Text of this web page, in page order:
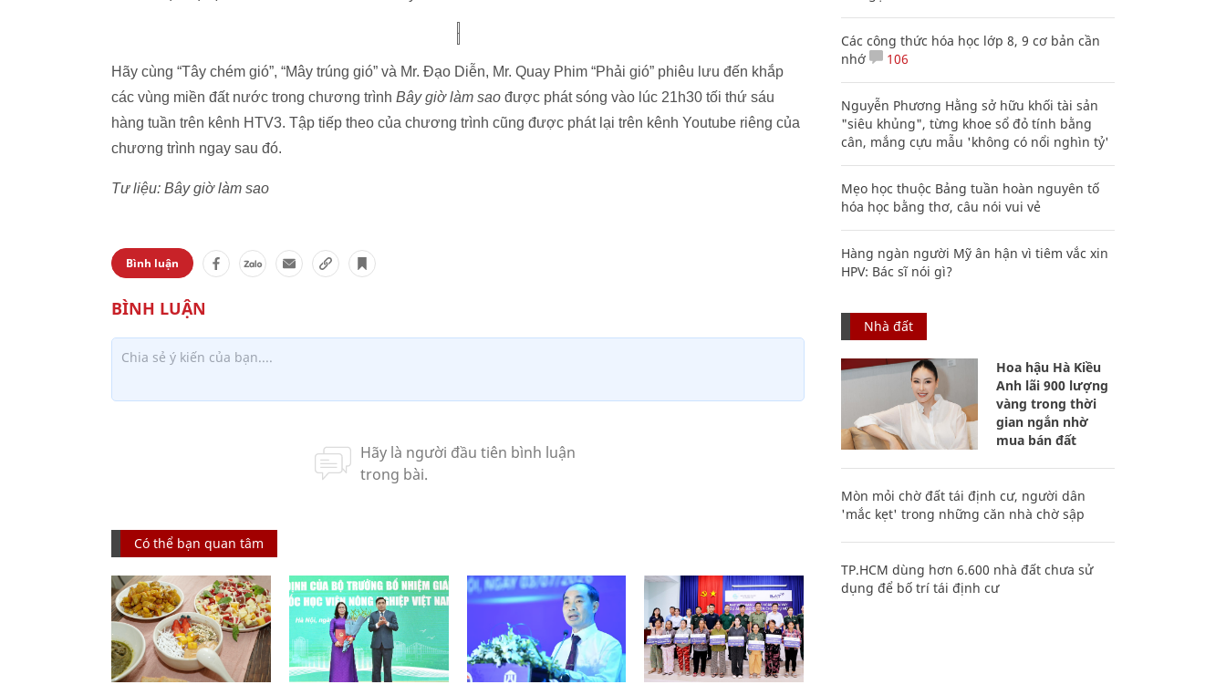
Hãy cùng “Tây chém gió”, “Mây trúng gió” và Mr. Đạo Diễn, Mr. Quay Phim “Phải gió” phiêu lưu đến khắp
các vùng miền đất nước trong chương trình Bây giờ làm sao được phát sóng vào lúc 21h30 tối thứ sáu
hàng tuần trên kênh HTV3. Tập tiếp theo của chương trình cũng được phát lại trên kênh Youtube riêng của
chương trình ngay sau đó.
Tư liệu: Bây giờ làm sao
Bình luận
Có thể bạn quan tâm
Các công thức hóa học lớp 8, 9 cơ bản cần
nhớ
106
Nguyễn Phương Hằng sở hữu khối tài sản
"siêu khủng", từng khoe sổ đỏ tính bằng
cân, mắng cựu mẫu 'không có nổi nghìn tỷ'
Mẹo học thuộc Bảng tuần hoàn nguyên tố
hóa học bằng thơ, câu nói vui vẻ
Hàng ngàn người Mỹ ân hận vì tiêm vắc xin
HPV: Bác sĩ nói gì?
Nhà đất
Hoa hậu Hà Kiều
Anh lãi 900 lượng
vàng trong thời
gian ngắn nhờ
mua bán đất
Mòn mỏi chờ đất tái định cư, người dân
'mắc kẹt' trong những căn nhà chờ sập
TP.HCM dùng hơn 6.600 nhà đất chưa sử
dụng để bố trí tái định cư